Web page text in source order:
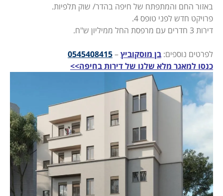
באזור החם והמתפתח של חיפה בהדר/ שוק תלפיות.
פרויקט חדש לפני טופס 4.
דירות 3 חדרים עם מרפסת החל ממיליון ש"ח.
לפרטים נוספים: בן מוסקוביץ–
0545408415
כנסו למאגר מלא שלנו של דירות בחיפה>>